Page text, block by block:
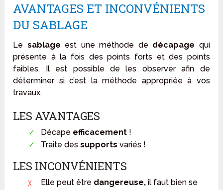
AVANTAGES ET INCONVÉNIENTS
DU SABLAGE
Le sablage est une méthode de décapage qui
présente à la fois des points forts et des points
faibles. Il est possible de les observer afin de
déterminer si c’est la méthode appropriée à vos
travaux.
LES AVANTAGES
Décape efficacement!
Traite des supports variés !
LES INCONVÉNIENTS
Elle peut être dangereuse,il faut bien se